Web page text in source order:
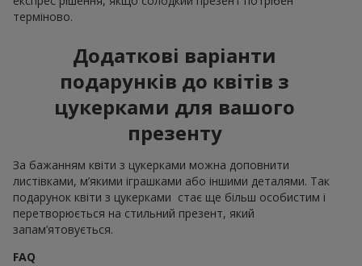
терміново.
Додаткові варіанти
подарунків до квітів з
цукерками для вашого
презенту
За бажанням квіти з цукерками можна доповнити
листівками, м’якими іграшками або іншими деталями. Так
подарунок квіти з цукерками стає ще більш особистим і
перетворюється на стильний презент, який
запам’ятовується.
FAQ